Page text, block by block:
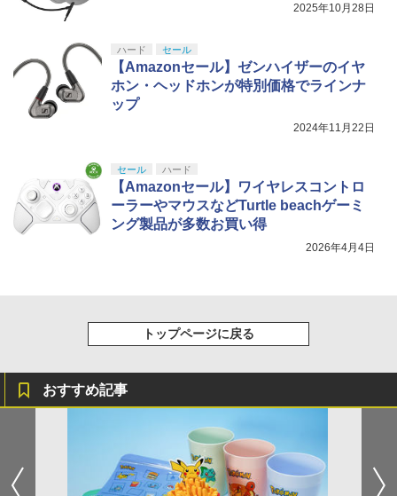
2025年10月28日
ハード セール
【Amazonセール】ゼンハイザーのイヤ
ホン・ヘッドホンが特別価格でラインナ
ップ
2024年11月22日
セール ハード
【Amazonセール】ワイヤレスコントロ
ーラーやマウスなどTurtle beachゲーミ
ング製品が多数お買い得
2026年4月4日
トップページに戻る
おすすめ記事